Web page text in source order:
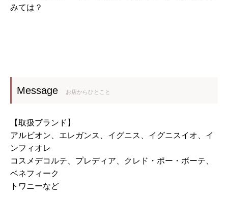
みては？
Message お店からひとこと
【取扱ブランド】
アルビオン、エレガンス、イグニス、イグニスイオ、イ
ンフィオレ
コスメデコルテ、プレディア、クレド・ポー・ボーテ、
ベネフィーク
トワニーなど